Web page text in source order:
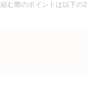
む際のポイントは以下の2